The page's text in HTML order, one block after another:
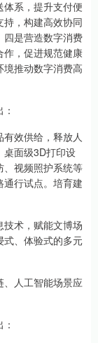
系，提升支付便
，构建高效协同
四是营造数字消费
作，促进规范健康
推动数字消费高
效供给，释放人
桌面级3D打印设
、视频照护系统等
行试点。培育建
术，赋能文博场
式、体验式的多元
、人工智能场景应